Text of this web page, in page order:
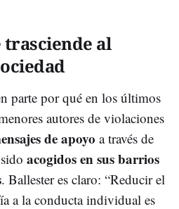
al
parte por qué en los últimos
autores de violaciones
de apoyo a través de
acogidos en sus barrios
. Ballester es claro: “Reducir el
a la conducta individual es